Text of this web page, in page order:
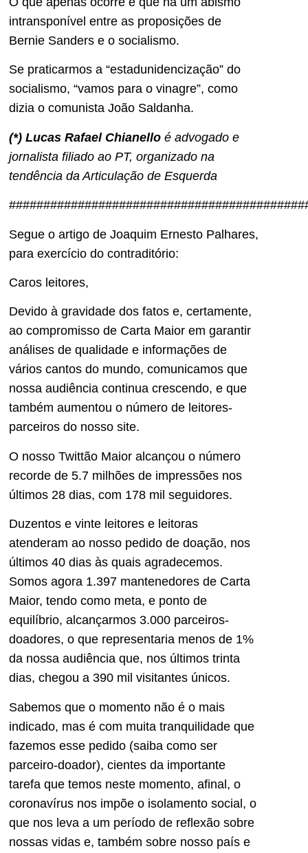
intransponível entre as proposições de
Bernie Sanders e o socialismo.
Se praticarmos a “estadunidencização” do
socialismo, “vamos para o vinagre”, como
dizia o comunista João Saldanha.
(*) Lucas Rafael Chianello é advogado e
jornalista filiado ao PT, organizado na
tendência da Articulação de Esquerda
Segue o artigo de Joaquim Ernesto Palhares,
para exercício do contraditório:
Caros leitores,
Devido à gravidade dos fatos e, certamente,
ao compromisso de Carta Maior em garantir
análises de qualidade e informações de
vários cantos do mundo, comunicamos que
nossa audiência continua crescendo, e que
também aumentou o número de leitores-
parceiros do nosso site.
O nosso Twittão Maior alcançou o número
recorde de 5.7 milhões de impressões nos
últimos 28 dias, com 178 mil seguidores.
Duzentos e vinte leitores e leitoras
atenderam ao nosso pedido de doação, nos
últimos 40 dias às quais agradecemos.
Somos agora 1.397 mantenedores de Carta
Maior, tendo como meta, e ponto de
equilíbrio, alcançarmos 3.000 parceiros-
doadores, o que representaria menos de 1%
da nossa audiência que, nos últimos trinta
dias, chegou a 390 mil visitantes únicos.
Sabemos que o momento não é o mais
indicado, mas é com muita tranquilidade que
fazemos esse pedido (saiba como ser
parceiro-doador), cientes da importante
tarefa que temos neste momento, afinal, o
coronavírus nos impõe o isolamento social, o
que nos leva a um período de reflexão sobre
nossas vidas e, também sobre nosso país e